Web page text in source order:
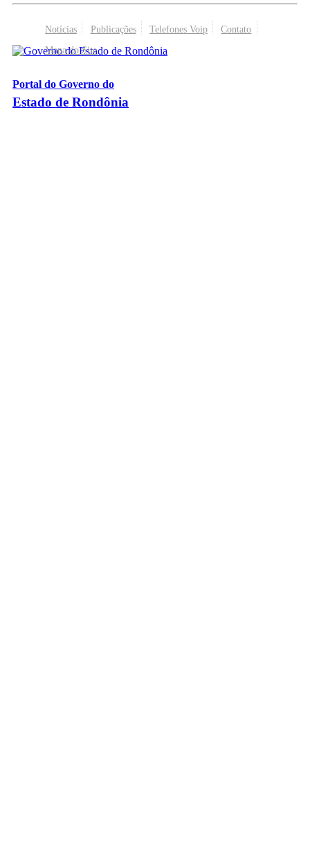
Notícias Publicações Telefones Voip
Contato
Mapa do Site
Portal do Governo do
Estado de Rondônia